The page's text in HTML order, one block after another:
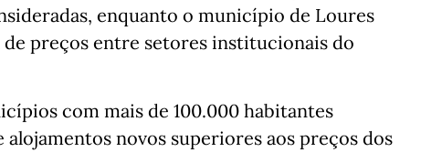
enquanto o município de Loures
preços entre setores institucionais do
com mais de 100.000 habitantes
novos superiores aos preços dos